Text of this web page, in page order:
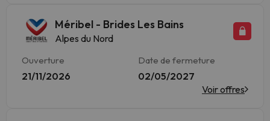
Méribel - Brides Les Bains
Alpes du Nord
Ouverture
21/11/2026
Date de fermeture
02/05/2027
Voir offres